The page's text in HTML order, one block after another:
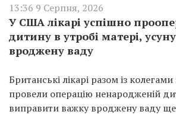
13:36 9 Серпня, 2026
У США лікарі успішно
дитину в утробі матері,
вроджену ваду
Британські лікарі разом із
провели операцію ненародженій
виправити важку вроджену ваду